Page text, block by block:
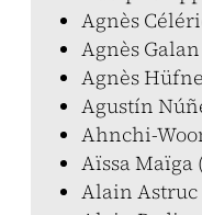
Agnès
Agnès Galan
Agnès
Agustín
Ahnchi-
Aïssa Maïga
Alain Astruc